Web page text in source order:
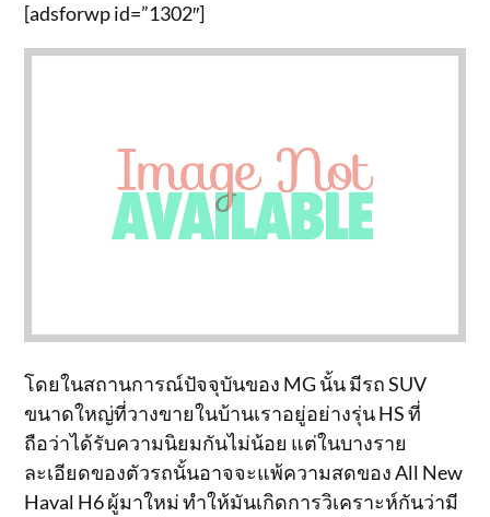
[adsforwp id=”1302″]
โดยในสถานการณ์ปัจจุบันของ MG นั้น มีรถ SUV
ขนาดใหญ่ที่วางขายในบ้านเราอยู่อย่างรุ่น HS ที่
ถือว่าได้รับความนิยมกันไม่น้อย แต่ในบางราย
ละเอียดของตัวรถนั้นอาจจะแพ้ความสดของ All New
Haval H6 ผู้มาใหม่ ทำให้มันเกิดการวิเคราะห์กันว่ามี